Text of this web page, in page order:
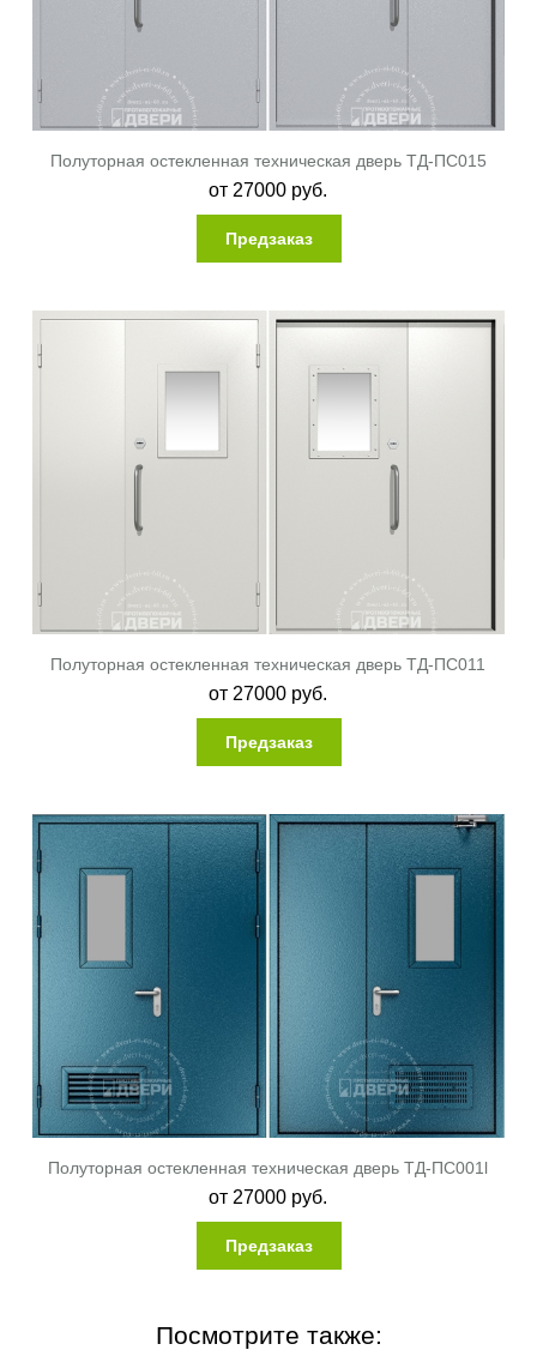
Полуторная остекленная техническая дверь ТД-ПС015
от 27000 руб.
Предзаказ
Полуторная остекленная техническая дверь ТД-ПС011
от 27000 руб.
Предзаказ
Полуторная остекленная техническая дверь ТД-ПС001l
от 27000 руб.
Предзаказ
Посмотрите также: